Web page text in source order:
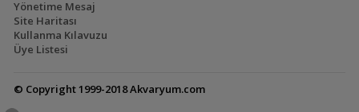
Yönetime Mesaj
Site Haritası
Kullanma Kılavuzu
Üye Listesi
© Copyright 1999-2018 Akvaryum.com